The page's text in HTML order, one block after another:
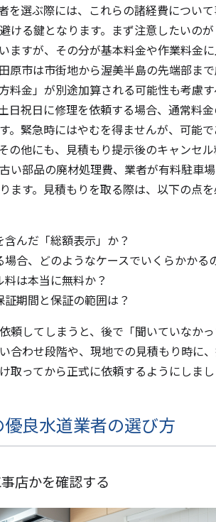
を選ぶ際には、これらの諸経費につい
ける鍵となります。まず注意したいの
ますが、その分が基本料金や作業料金
原市は市街地から渥美半島の先端部ま
料金」が別途加算される可能性も考慮
日祝日に修理を依頼する場合、通常料
。緊急時にはやむを得ませんが、可能
の他にも、見積もり提示後のキャンセ
い部品の廃材処理費、業者が有料駐車
ます。見積もりを取る際は、以下の点
んだ「総額表示」か？
合、どのようなケースでいくらかかる
は本当に無料か？
期間と保証の範囲は？
頼してしまうと、後で「聞いていなか
合わせ段階や、現地での見積もり時に
ってから正式に依頼するようにしまし
良水道業者の選び方
店かを確認する